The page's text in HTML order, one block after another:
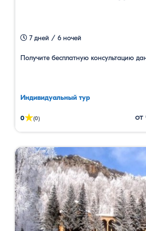
7 дней / 6 ночей
Получите бесплатную консультацию
Индивидуальный тур
0★(0) от